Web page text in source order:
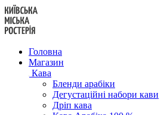
Перейти
до
вмісту
Головна
Магазин
Кава
Бленди арабіки
Дегустаційні набори кави
Дріп кава